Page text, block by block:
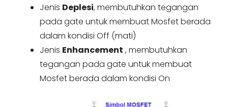
Jenis Deplesi, membutuhkan tegangan
pada gate untuk membuat Mosfet berada
dalam kondisi Off (mati)
Jenis Enhancement , membutuhkan
tegangan pada gate untuk membuat
Mosfet berada dalam kondisi On